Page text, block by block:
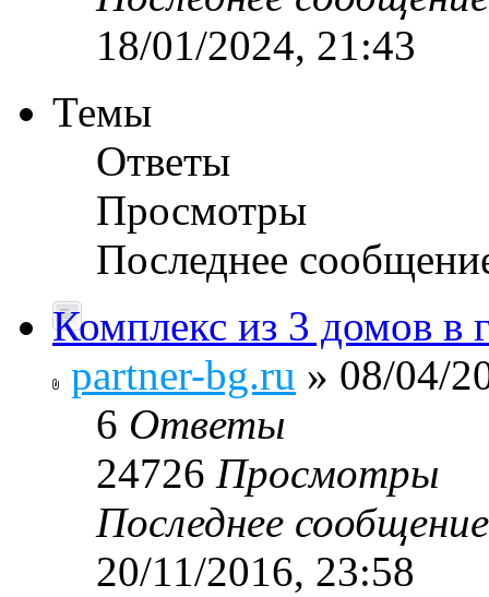
18/01/2024, 21:43
Темы
Ответы
Просмотры
Последнее
Комплекс из 3 домов в
partner-bg.ru » 08/04/
6 Ответы
24726 Просмотры
Последнее
20/11/2016, 23:58